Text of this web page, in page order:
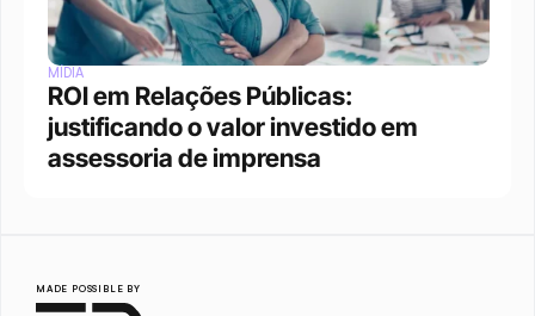
MÍDIA
ROI em Relações Públicas:
justificando o valor investido em
assessoria de imprensa
MADE POSSIBLE BY